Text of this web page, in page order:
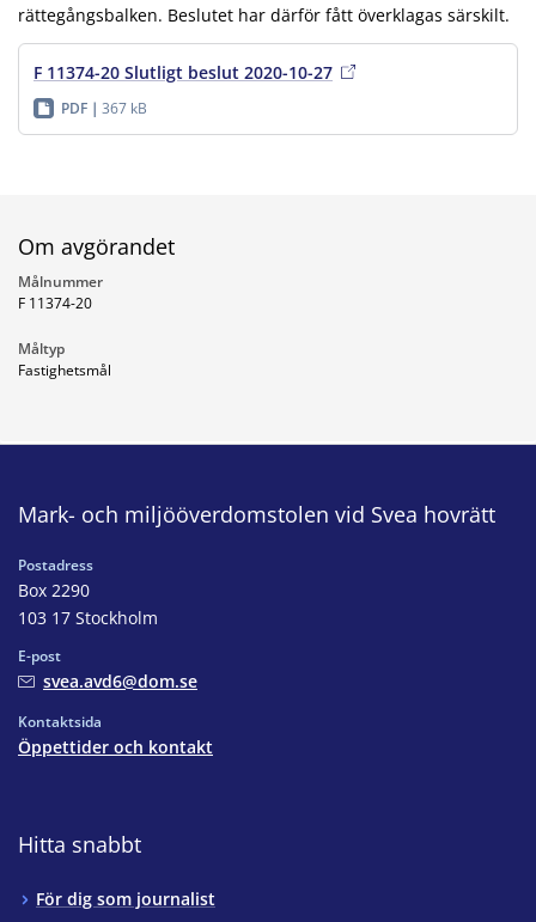
rättegångsbalken. Beslutet har därför fått överklagas särskilt.
F 11374-20 Slutligt beslut 2020-10-27
PDF 367 kB
Om avgörandet
Målnummer
F 11374-20
Måltyp
Fastighetsmål
Mark- och miljööverdomstolen vid Svea hovrätt
Postadress
Box 2290
103 17 Stockholm
E-post
svea.avd6@dom.se
Kontaktsida
Öppettider och kontakt
Hitta snabbt
För dig som journalist